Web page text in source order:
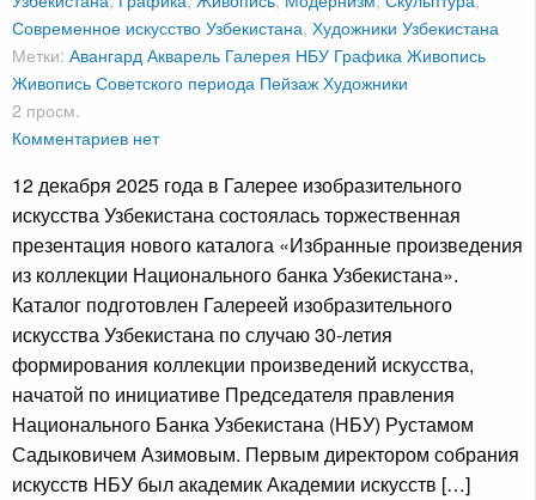
Современное искусство Узбекистана, Художники Узбекистана
Метки: АвангардАкварель Галерея НБУ ГрафикаЖивопись
Живопись Советского периода ПейзажХудожники
2 просм.
Комментариев нет
12 декабря 2025 года в Галерее изобразительного
искусства Узбекистана состоялась торжественная
презентация нового каталога «Избранные произведения
из коллекции Национального банка Узбекистана».
Каталог подготовлен Галереей изобразительного
искусства Узбекистана по случаю 30-летия
формирования коллекции произведений искусства,
начатой по инициативе Председателя правления
Национального Банка Узбекистана (НБУ) Рустамом
Садыковичем Азимовым. Первым директором собрания
искусств НБУ был академик Академии искусств […]